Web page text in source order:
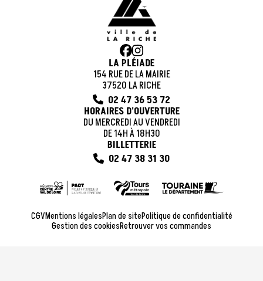
LA PLÉIADE
154 RUE DE LA MAIRIE
37520 LA RICHE
02 47 36 53 72
HORAIRES D'OUVERTURE
DU MERCREDI AU VENDREDI
DE 14H À 18H30
BILLETTERIE
02 47 38 31 30
CGVMentions légalesPlan de sitePolitique de confidentialité
Gestion des cookiesRetrouver vos commandes